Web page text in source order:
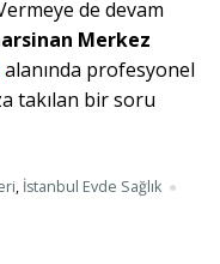
de devam
Merkez
alanında profesyonel
takılan bir soru
, İstanbul Evde Sağlık